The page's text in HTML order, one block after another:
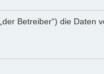
Betreiber“) die Daten